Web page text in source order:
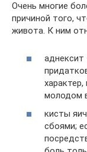
Очень многие
причиной того,
живота. К ним
аднексит
молодом
кисты
сбоями;